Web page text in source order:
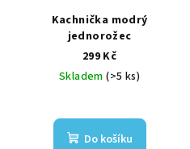
Kachnička modrý
jednorožec
299 Kč
Skladem(>5 ks)
Do košíku